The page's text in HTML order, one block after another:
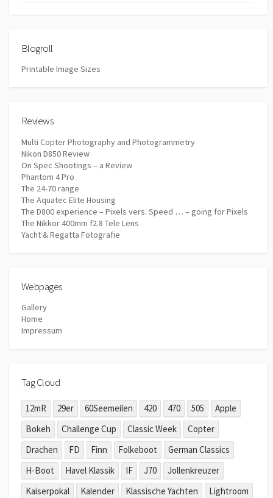
Blogroll
Printable Image Sizes
Reviews
Multi Copter Photography and Photogrammetry
Nikon D850 Review
On Spec Shootings – a Review
Phantom 4 Pro
The 24-70 range
The Aquatec Elite Housing
The D800 experience – Pixels vers. Speed … – going for Pixels
The Nikkor 400mm f2.8 Tele Lens
Yacht & Regatta Fotografie
Webpages
Gallery
Home
Impressum
Tag Cloud
12mR 29er 60Seemeilen 420 470 505
Apple
Bokeh
Challenge Cup Classic Week
Copter
Drachen
FD Finn Folkeboot
German Classics
H-Boot
Havel Klassik IF J70
Jollenkreuzer
Kaiserpokal
Kalender Klassische Yachten
Lightroom